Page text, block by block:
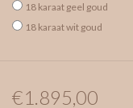
18 karaat geel goud
18 karaat wit goud
€1.895,00